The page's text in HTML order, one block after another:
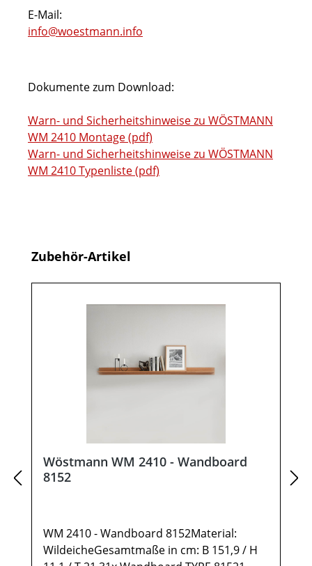
E-Mail:
info@woestmann.info
Dokumente zum Download:
Warn- und Sicherheitshinweise zu WÖSTMANN
WM 2410 Montage (pdf)
Warn- und Sicherheitshinweise zu WÖSTMANN
WM 2410 Typenliste (pdf)
Produktgalerie überspringen
Zubehör-Artikel
Wöstmann WM 2410 - Wandboard
8152
WM 2410 - Wandboard 8152Material:
WildeicheGesamtmaße in cm: B 151,9 / H